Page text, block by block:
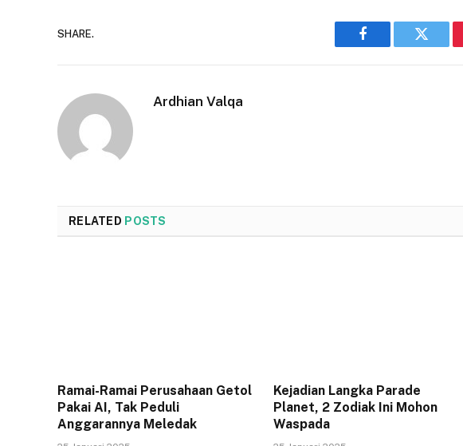
SHARE.
Facebook Twitter
Ardhian Valqa
RELATED POSTS
Ramai-Ramai Perusahaan Getol
Pakai AI, Tak Peduli
Anggarannya Meledak
Kejadian Langka Parade
Planet, 2 Zodiak Ini Mohon
Waspada